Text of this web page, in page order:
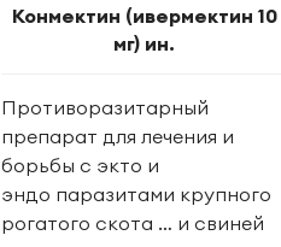
Конмектин (ивермектин 10
мг) ин.
Противоразитарный
препарат для лечения и
борьбы с экто и
эндо паразитами крупного
рогатого скота … и свиней